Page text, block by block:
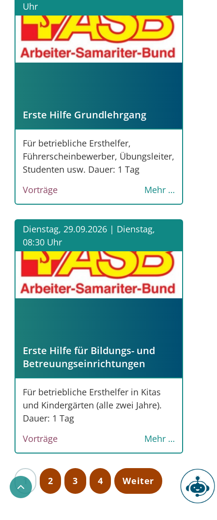
Uhr
Erste Hilfe Grundlehrgang
Für betriebliche Ersthelfer,
Führerscheinbewerber, Übungsleiter,
Studenten usw. Dauer: 1 Tag
Vorträge
Mehr …
Dienstag, 29.09.2026 | Dienstag,
08:30 Uhr
Erste Hilfe für Bildungs- und
Betreuungseinrichtungen
Für betriebliche Ersthelfer in Kitas
und Kindergärten (alle zwei Jahre).
Dauer: 1 Tag
Vorträge
Mehr …
1 2 3 4 Weiter
Chatbot